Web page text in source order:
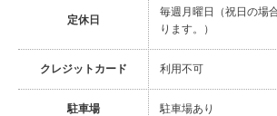
定休日
毎週月曜日（祝日の場
ります。）
クレジットカード 利用不可
駐車場 駐車場あり